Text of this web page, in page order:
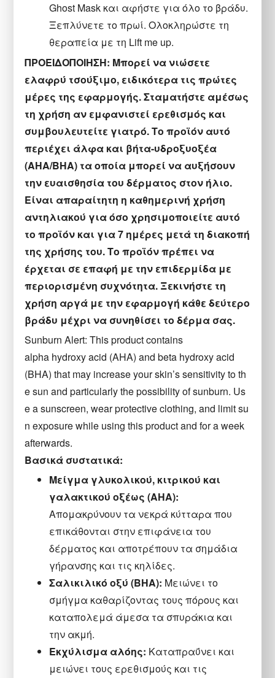
Ghost Mask και αφήστε για όλο το βράδυ.
Ξεπλύνετε το πρωί. Ολοκληρώστε τη
θεραπεία με τη Lift me up.
ΠΡΟΕΙΔΟΠΟΙΗΣΗ: Μπορεί να νιώσετε
ελαφρύ τσούξιμο, ειδικότερα τις πρώτες
μέρες της εφαρμογής. Σταματήστε αμέσως
τη χρήση αν εμφανιστεί ερεθισμός και
συμβουλευτείτε γιατρό. Το προϊόν αυτό
περιέχει άλφα και βήτα-υδροξυοξέα
(AHA/BHA) τα οποία μπορεί να αυξήσουν
την ευαισθησία του δέρματος στον ήλιο.
Είναι απαραίτητη η καθημερινή χρήση
αντηλιακού για όσο χρησιμοποιείτε αυτό
το προϊόν και για 7 ημέρες μετά τη διακοπή
της χρήσης του. Το προϊόν πρέπει να
έρχεται σε επαφή με την επιδερμίδα με
περιορισμένη συχνότητα. Ξεκινήστε τη
χρήση αργά με την εφαρμογή κάθε δεύτερο
βράδυ μέχρι να συνηθίσει το δέρμα σας.
Sunburn Alert: This product contains
alpha hydroxy acid (AHA) and beta hydroxy acid
(BHA) that may increase your skin’s sensitivity to th
e sun and particularly the possibility of sunburn. Us
e asunscreen, wear protective clothing, and limit su
n exposure while using this product and for a week
afterwards.
Βασικά συστατικά:
Μείγμα γλυκολικού, κιτρικού και
γαλακτικού οξέως (AHA):
Απομακρύνουν τα νεκρά κύτταρα που
επικάθονται στην επιφάνεια του
δέρματος και αποτρέπουν τα σημάδια
γήρανσης και τις κηλίδες.
Σαλικιλικό οξύ (BHA): Μειώνει το
σμήγμα καθαρίζοντας τους πόρους και
καταπολεμά άμεσα τα σπυράκια και
την ακμή.
Εκχύλισμα αλόης: Kαταπραΰνει και
μειώνει τους ερεθισμούς και τις